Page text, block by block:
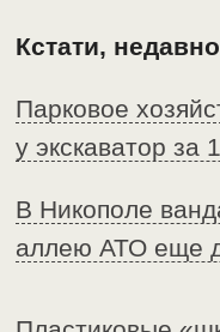
Кстати,
Парковое
у экскаватор за
В Никополе
аллею АТО еще